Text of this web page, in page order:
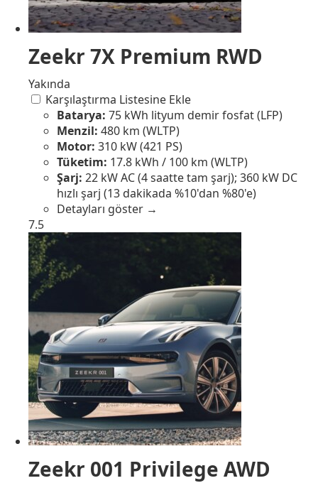
Zeekr 7X Premium RWD
Yakında
Karşılaştırma Listesine Ekle
Batarya: 75 kWh lityum demir fosfat (LFP)
Menzil: 480 km (WLTP)
Motor: 310 kW (421 PS)
Tüketim: 17.8 kWh / 100 km (WLTP)
Şarj: 22 kW AC (4 saatte tam şarj); 360 kW DC
hızlı şarj (13 dakikada %10'dan %80'e)
Detayları göster →
7.5
Zeekr 001 Privilege AWD